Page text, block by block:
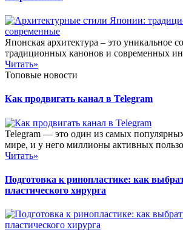
Японская архитектура – это уникальное
традиционных канонов и современных
Читать»
Топовые новости
Как продвигать канал в Telegram
Telegram — это один из самых
мире, и у него миллионы активных
Читать»
Подготовка к ринопластике: как
пластического хирурга